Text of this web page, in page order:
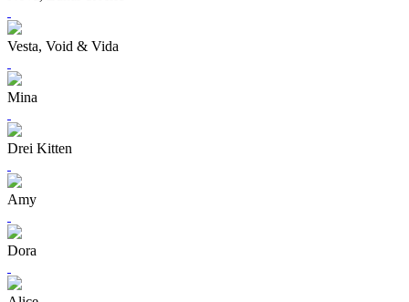
Vesta, Void & Vida
Mina
Drei Kitten
Amy
Dora